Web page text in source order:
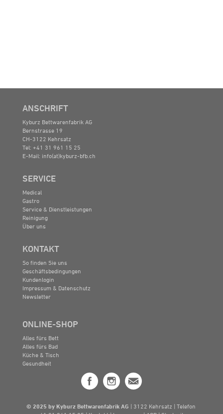
ANSCHRIFT
Kyburz Bettwarenfabrik AG
Bernstrasse 19
CH-3122 Kehrsatz
Tel: +41 31 961 15 25
E-Mail: info(at)kyburz-bfb.ch
SERVICE
Medical
Gastro
Service & Dienstleistungen
Reinigung
Über uns
KONTAKT
So finden Sie uns
Geschäftsbedingungen
Kundenlogin
Impressum & Datenschutz
Newsletter
ONLINE-SHOP
Alles fürs Bett
Alles fürs Bad
Küche & Tisch
Gesundheit
© 2025 by Kyburz Bettwarenfabrik AG | 3122 Kehrsatz | Telefon